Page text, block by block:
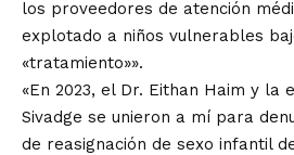
los proveedores de atención
explotado a niños vulnerables
«tratamiento»».
«En 2023, el Dr. Eithan Haim y la
Sivadge se unieron a mí para
de reasignación de sexo infantil